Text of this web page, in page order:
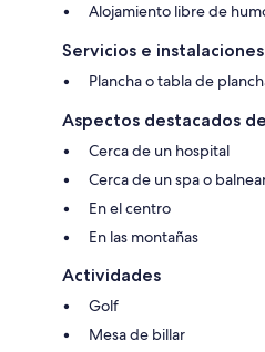
Alojamiento libre de
Servicios e instalaciones
Plancha o tabla de
Aspectos destacados
Cerca de un hospital
Cerca de un spa o
En el centro
En las montañas
Actividades
Golf
Mesa de billar